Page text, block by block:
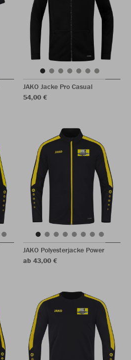
JAKO Jacke Pro Casual
54,00 €
JAKO Polyesterjacke Power
ab 43,00 €